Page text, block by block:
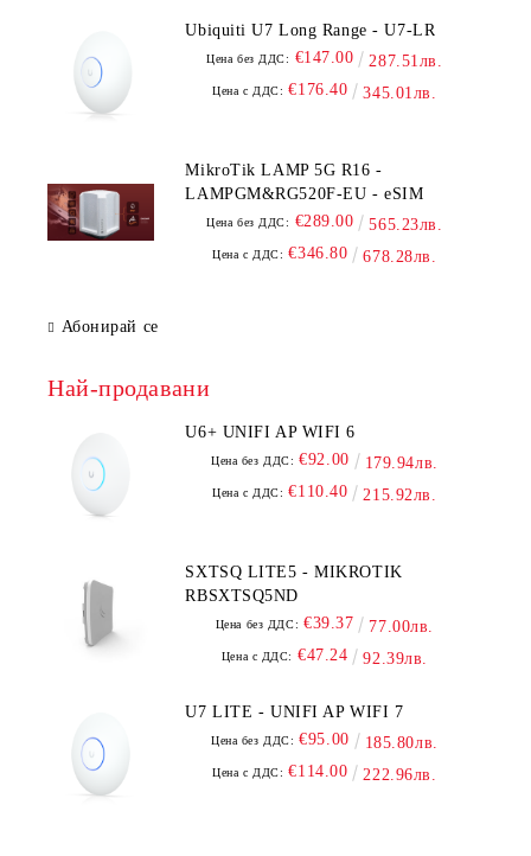
Ubiquiti U7 Long Range - U7-LR
Цена без ДДС: €147.00 287.51лв.
Цена с ДДС: €176.40 345.01лв.
MikroTik LAMP 5G R16 -
LAMPGM&RG520F-EU - eSIM
Цена без ДДС: €289.00 565.23лв.
Цена с ДДС: €346.80 678.28лв.
Абонирай се
Най-продавани
U6+ UNIFI AP WIFI 6
Цена без ДДС: €92.00 179.94лв.
Цена с ДДС: €110.40 215.92лв.
SXTSQ LITE5 - MIKROTIK
RBSXTSQ5ND
Цена без ДДС: €39.37 77.00лв.
Цена с ДДС: €47.24 92.39лв.
U7 LITE - UNIFI AP WIFI 7
Цена без ДДС: €95.00 185.80лв.
Цена с ДДС: €114.00 222.96лв.